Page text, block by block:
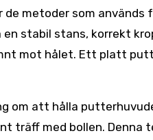
metoder som
stabil stans, korrekt
mot hålet. Ett platt
om att hålla
träff med bollen.